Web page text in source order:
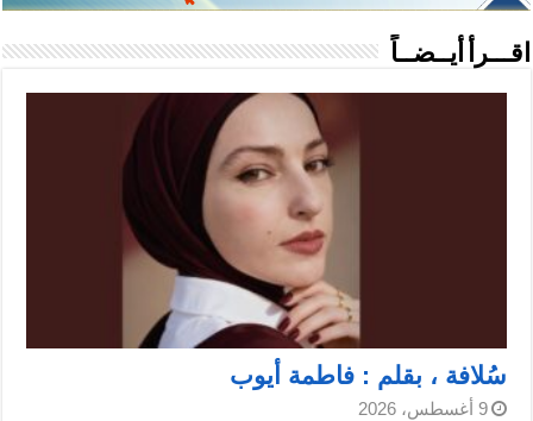
اقـــرأ أيــضــاً
سُلافة ، بقلم : فاطمة أيوب
9 أغسطس، 2026